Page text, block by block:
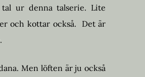
ur denna talserie. Lite
och kottar också. Det är
Men löften är ju också